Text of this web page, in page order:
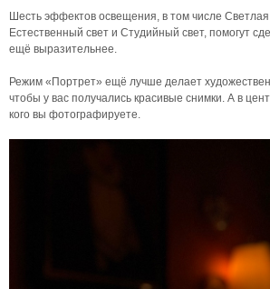
Шесть эффектов освещения, в том числе
Естественный свет и Студийный свет, помогут
ещё выразительнее.
Режим «Портрет» ещё лучше делает
чтобы у вас получались красивые снимки. А в
кого вы фотографируете.